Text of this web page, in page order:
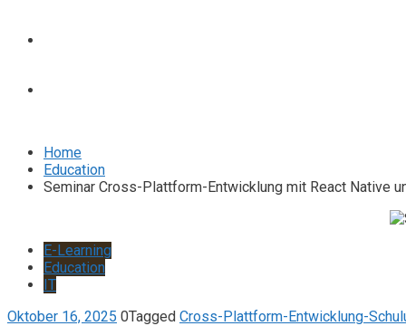
Home
Education
Seminar Cross-Plattform-Entwicklung mit React Native
E-Learning
Education
IT
Oktober 16, 2025 0Tagged Cross-Plattform-Entwicklung-